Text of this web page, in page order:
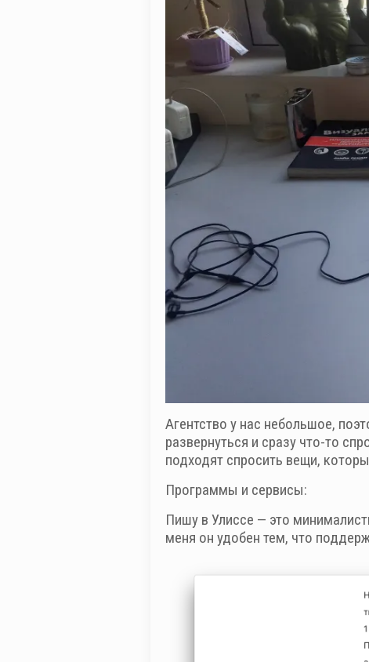
Агентство у нас небольшое,
развернуться и сразу что-то
подходят спросить вещи,
Программы и сервисы:
Пишу в Улиссе — это
меня он удобен тем, что